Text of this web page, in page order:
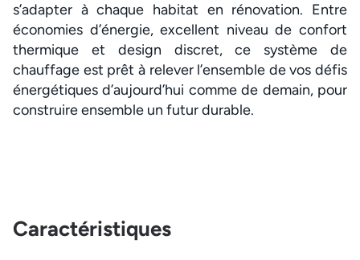
s’adapter à chaque habitat en rénovation. Entre
économies d’énergie, excellent niveau de confort
thermique et design discret, ce système de
chauffage est prêt à relever l’ensemble de vos défis
énergétiques d’aujourd’hui comme de demain, pour
construire ensemble un futur durable.
Caractéristiques